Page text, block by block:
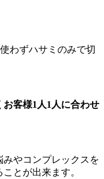
わずハサミのみで切
客様1人1人に合わせ
やコンプレックスを
とが出来ます。